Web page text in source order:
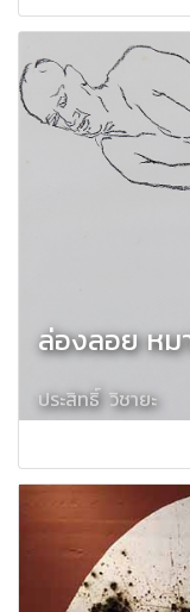
ล่องลอย หม
ประสิทธิ์ วิชายะ